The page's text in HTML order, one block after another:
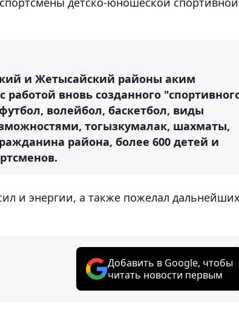
и Жетысайский районы аким
вновь созданного
волейбол, баскетбол, виды
тогызкумалак, шахматы,
района, более 600 детей и
и энергии, а также пожелал
Добавить в Google, чтобы
читать новости первым